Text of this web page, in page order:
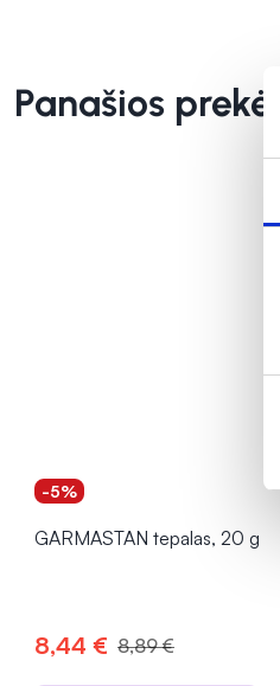
Panašios prekės
-5%
GARMASTAN tepalas, 20 g
8,44 € 8,89 €